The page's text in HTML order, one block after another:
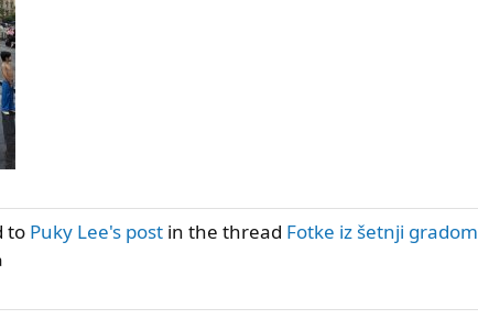
to Puky Lee's post in the thread Fotke iz šetnji gradom